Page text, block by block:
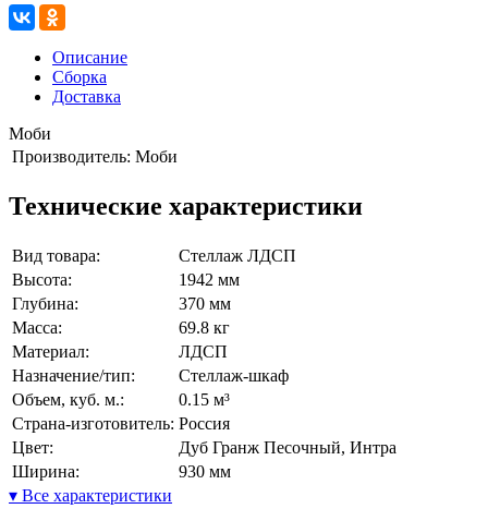
Описание
Сборка
Доставка
Моби
Производитель: Моби
Технические характеристики
Вид товара:
Стеллаж ЛДСП
Высота:
1942 мм
Глубина:
370 мм
Масса:
69.8 кг
Материал:
ЛДСП
Назначение/тип:
Стеллаж-шкаф
Объем, куб. м.:
0.15 м³
Страна-изготовитель: Россия
Цвет:
Дуб Гранж Песочный, Интра
Ширина:
930 мм
▾ Все характеристики